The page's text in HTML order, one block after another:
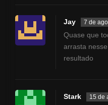
do
Jay 7 de
Quase que
arrasta
resultado
Stark 15 de